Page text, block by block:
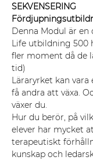
SEKVENSERING
Denna Modul är en
Life utbildning 500
fler moment då de
tid)
Läraryrket kan
få andra att växa.
växer du.
Hur du berör, på
elever har mycket
terapeutiskt
kunskap och